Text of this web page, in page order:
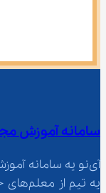
سامانه آموزش
آی‌نو یه سامانه
یه